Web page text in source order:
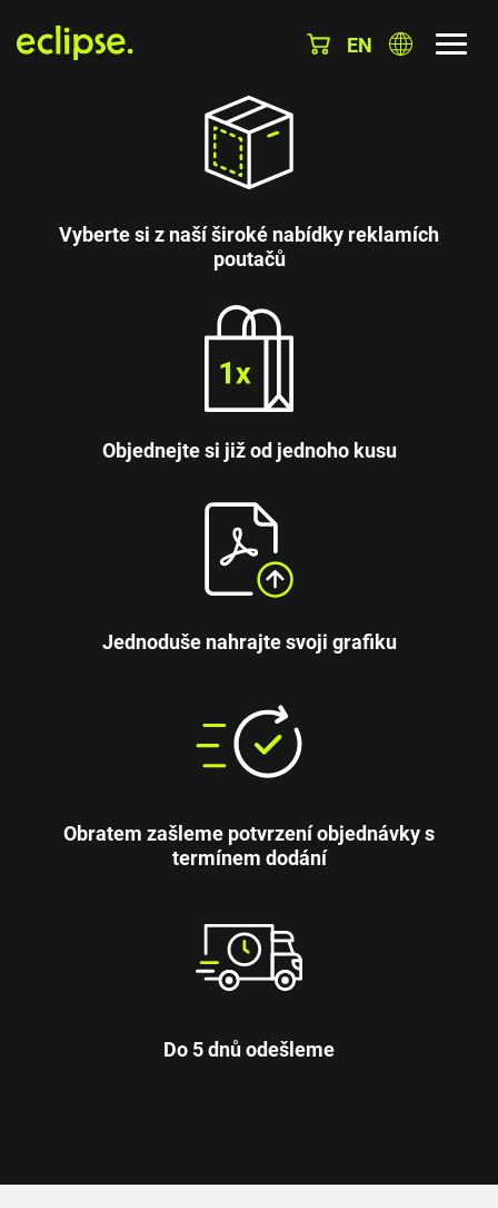
EN
Vyberte si z naší široké nabídky reklamích
poutačů
Objednejte si již od jednoho kusu
Jednoduše nahrajte svoji grafiku
Obratem zašleme potvrzení objednávky s
termínem dodání
Do 5 dnů odešleme